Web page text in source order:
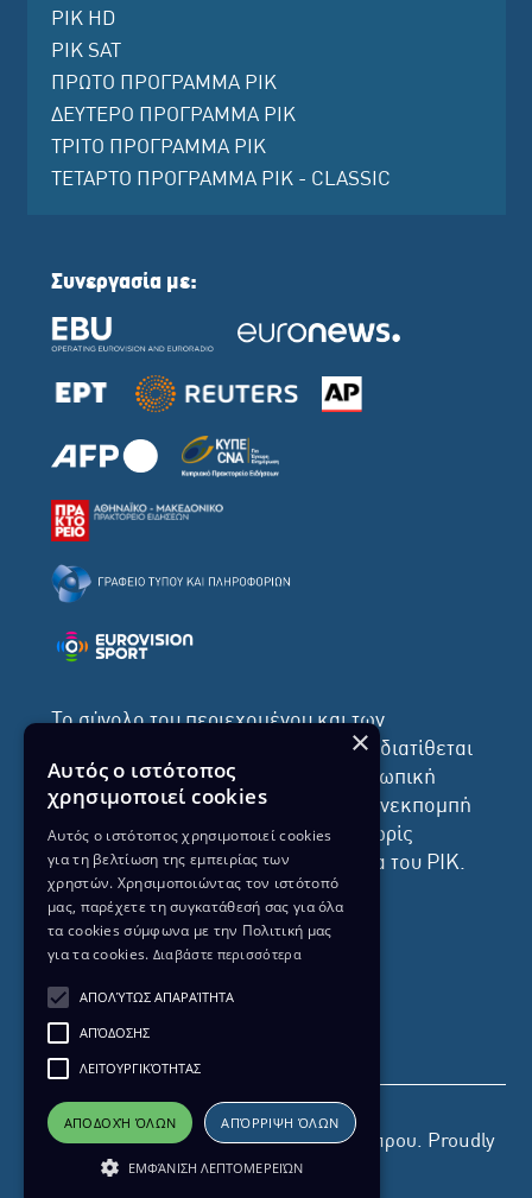
ΡΙΚ HD
ΡΙΚ SAT
ΠΡΩΤΟ ΠΡΟΓΡΑΜΜΑ ΡΙΚ
ΔΕΥΤΕΡΟ ΠΡΟΓΡΑΜΜΑ ΡΙΚ
ΤΡΙΤΟ ΠΡΟΓΡΑΜΜΑ ΡΙΚ
ΤΕΤΑΡΤΟ ΠΡΟΓΡΑΜΜΑ ΡΙΚ - CLASSIC
Συνεργασία με:
Το σύνολο του περιεχομένου και των
υπηρεσιών της ιστοσελίδας του ΡΙΚ διατίθεται
στους επισκέπτες αυστηρά για προσωπική
χρήση. Απαγορεύεται η χρήση ή επανεκπομπή
του, σε οποιοδήποτε μορφή, με ή χωρίς
επεξεργασία και χωρίς γραπτή άδεια του ΡΙΚ.
ΔΙΚΑΙΩΜΑ ΠΡΟΣΤΑΣΙΑΣ ΔΕΔΟΜΕΝΩΝ
ΠΟΛΙΤΙΚΗ ΑΠΟΡΡΗΤΟΥ
ΔΙΑΘΕΣΗ ΑΡΧΕΙΑΚΟΥ ΥΛΙΚΟΥ
ΠΟΛΙΤΙΚΗ ΑΠΟΡΡΗΤΟΥ EUROVISION
Copyright 2026 Ραδιοφωνικό Ίδρυμα Κύπρου. Proudly
developed byPixel Actionsfor ΡΙΚ
×
Αυτός ο ιστότοπος
χρησιμοποιεί cookies
Αυτός ο ιστότοπος χρησιμοποιεί cookies
για τη βελτίωση της εμπειρίας των
χρηστών. Χρησιμοποιώντας τον ιστότοπό
μας, παρέχετε τη συγκατάθεσή σας για όλα
τα cookies σύμφωνα με την Πολιτική μας
για τα cookies. Διαβάστε περισσότερα
ΑΠΟΛΎΤΩΣ ΑΠΑΡΑΊΤΗΤΑ
ΑΠΌΔΟΣΗΣ
ΛΕΙΤΟΥΡΓΙΚΌΤΗΤΑΣ
ΑΠΟΔΟΧΉ ΌΛΩΝ ΑΠΌΡΡΙΨΗ ΌΛΩΝ
ΕΜΦΆΝΙΣΗ ΛΕΠΤΟΜΕΡΕΙΏΝ